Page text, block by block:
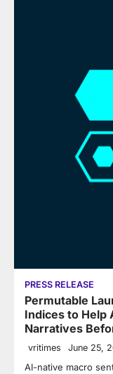
PRESS RELEASE
Permutable
Indices to Help
Narratives
vritimes June 25,
AI-native macro